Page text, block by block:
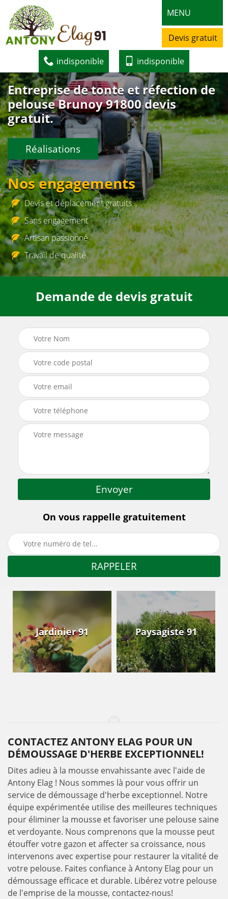
MENU
Devis gratuit
indisponible indisponible
Entreprise de tonte et réfection de
pelouse Brunoy 91800 devis
gratuit.
Réalisations
Nos engagements
Devis et déplacement gratuits
Sans engagement
Artisan passionné
Travail de qualité
Demande de devis gratuit
On vous rappelle gratuitement
Jardinier 91 Paysagiste 91
CONTACTEZ ANTONY ELAG POUR UN
DÉMOUSSAGE D'HERBE EXCEPTIONNEL!
Dites adieu à la mousse envahissante avec l'aide de
Antony Elag ! Nous sommes là pour vous offrir un
service de démoussage d'herbe exceptionnel. Notre
équipe expérimentée utilise des meilleures techniques
pour éliminer la mousse et favoriser une pelouse saine
et verdoyante. Nous comprenons que la mousse peut
étouffer votre gazon et affecter sa croissance, nous
intervenons avec expertise pour restaurer la vitalité de
votre pelouse. Faites confiance à Antony Elag pour un
démoussage efficace et durable. Libérez votre pelouse
de l'emprise de la mousse, contactez-nous!